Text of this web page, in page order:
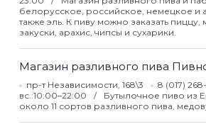
белорусское, российское, немецкое и
также эль. К пиву можно заказать
закуски, арахис, чипсы и сухарики.
Магазин разливного пива
пр-т Независимости, 168\3 8 (017)
вс.:10:00–22:00
Бутылочное пиво из
около 11 сортов разливного пива,